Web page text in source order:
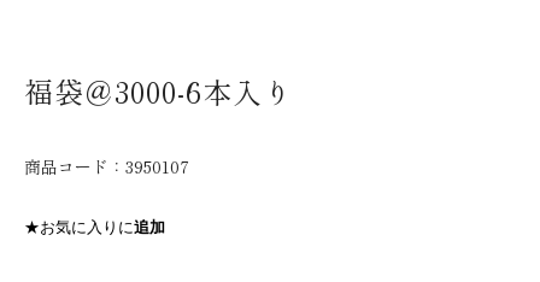
福袋＠3000-6本入り
商品コード： 3950107
★お気に入りに追加